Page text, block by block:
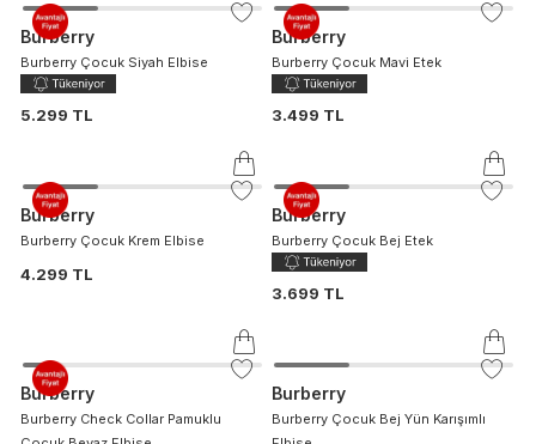
Burberry
Burberry Çocuk Siyah Elbise
5.299 TL
Burberry
Burberry Çocuk Mavi Etek
3.499 TL
Burberry
Burberry Çocuk Krem Elbise
4.299 TL
Burberry
Burberry Çocuk Bej Etek
3.699 TL
Burberry
Burberry Check Collar Pamuklu
Burberry
Burberry Çocuk Bej Yün Karışımlı